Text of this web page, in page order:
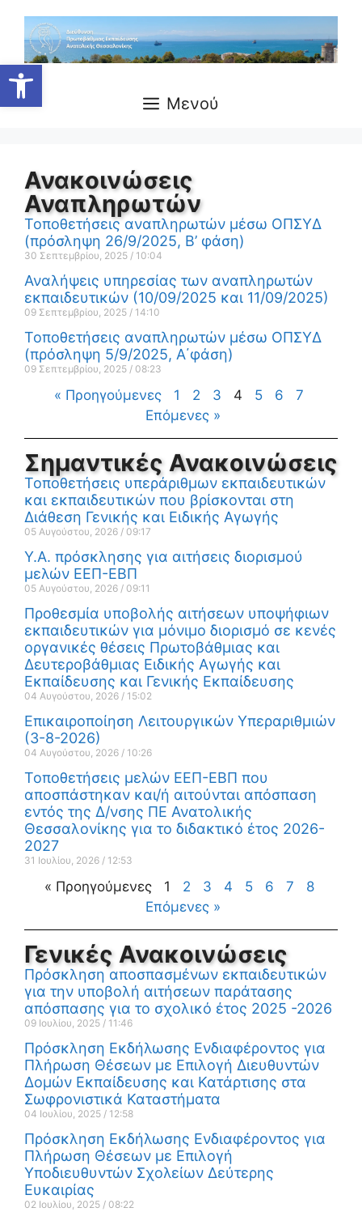
Ανοίξτε τη γραμμή εργαλείων
Μενού
Ανακοινώσεις
Αναπληρωτών
Τοποθετήσεις αναπληρωτών μέσω ΟΠΣΥΔ
(πρόσληψη 26/9/2025, Β’ φάση)
30 Σεπτεμβρίου, 2025 10:04
Αναλήψεις υπηρεσίας των αναπληρωτών
εκπαιδευτικών (10/09/2025 και 11/09/2025)
09 Σεπτεμβρίου, 2025 14:10
Τοποθετήσεις αναπληρωτών μέσω ΟΠΣΥΔ
(πρόσληψη 5/9/2025, Α΄φάση)
09 Σεπτεμβρίου, 2025 08:23
« Προηγούμενες 1 2 3 4 5 6
7
Επόμενες »
Σημαντικές Ανακοινώσεις
Τοποθετήσεις υπεράριθμων εκπαιδευτικών
και εκπαιδευτικών που βρίσκονται στη
Διάθεση Γενικής και Ειδικής Αγωγής
05 Αυγούστου, 2026 09:17
Υ.Α. πρόσκλησης για αιτήσεις διορισμού
μελών ΕΕΠ-ΕΒΠ
05 Αυγούστου, 2026 09:11
Προθεσμία υποβολής αιτήσεων υποψήφιων
εκπαιδευτικών για μόνιμο διορισμό σε κενές
οργανικές θέσεις Πρωτοβάθμιας και
Δευτεροβάθμιας Ειδικής Αγωγής και
Εκπαίδευσης και Γενικής Εκπαίδευσης
04 Αυγούστου, 2026 15:02
Επικαιροποίηση Λειτουργικών Υπεραριθμιών
(3-8-2026)
04 Αυγούστου, 2026 10:26
Τοποθετήσεις μελών ΕΕΠ-ΕΒΠ που
αποσπάστηκαν και/ή αιτούνται απόσπαση
εντός της Δ/νσης ΠΕ Ανατολικής
Θεσσαλονίκης για το διδακτικό έτος 2026-
2027
31 Ιουλίου, 2026 12:53
« Προηγούμενες 1 2 3 4 5 6 7
8
Επόμενες »
Γενικές Ανακοινώσεις
Πρόσκληση αποσπασμένων εκπαιδευτικών
για την υποβολή αιτήσεων παράτασης
απόσπασης για το σχολικό έτος 2025 -2026
09 Ιουλίου, 2025 11:46
Πρόσκληση Εκδήλωσης Ενδιαφέροντος για
Πλήρωση Θέσεων με Επιλογή Διευθυντών
Δομών Εκπαίδευσης και Κατάρτισης στα
Σωφρονιστικά Καταστήματα
04 Ιουλίου, 2025 12:58
Πρόσκληση Εκδήλωσης Ενδιαφέροντος για
Πλήρωση Θέσεων με Επιλογή
Υποδιευθυντών Σχολείων Δεύτερης
Ευκαιρίας
02 Ιουλίου, 2025 08:22